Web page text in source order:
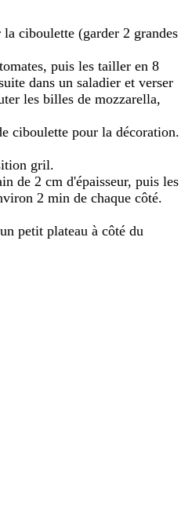
ciboulette (garder 2 grandes
puis les tailler en 8
dans un saladier et verser
les billes de mozzarella,
ciboulette pour la décoration.
gril.
de 2 cm d'épaisseur, puis les
2 min de chaque côté.
petit plateau à côté du